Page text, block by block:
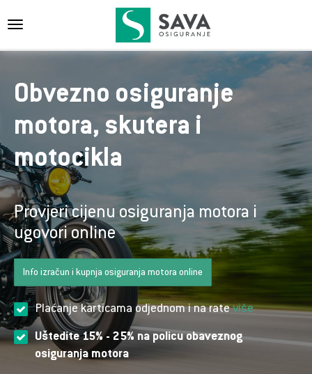
{{navigation}}
Obvezno osiguranje
motora, skutera i
motocikla
Provjeri cijenu osiguranja motora i
ugovori online
Info izračun i kupnja osiguranja motora online
Plaćanje karticama odjednom i na rateviše
Uštedite 15% - 25% na policu obaveznog
osiguranja motora